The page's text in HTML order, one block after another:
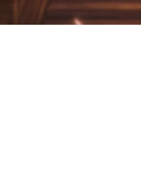
・メンテナンス中はゲーム
了承ください。
メンテナンスは快適にプレ
プレイヤーの皆様にはご不